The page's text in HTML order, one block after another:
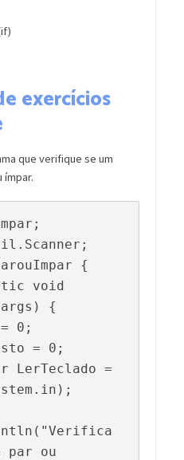
exercícios
que verifique se um
ímpar.
{
{
par ou